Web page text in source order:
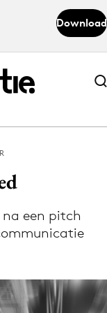
Download
Abonneer nu
Abonneer nu
Adformatie
een pitch